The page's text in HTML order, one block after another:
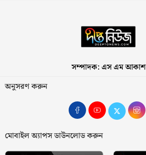
সম্পাদক: এস এম আকাশ
অনুসরণ করুন
মোবাইল অ্যাপস ডাউনলোড করুন